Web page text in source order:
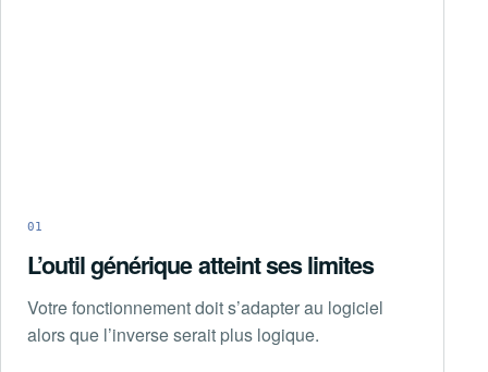
01
L’outil générique atteint ses limites
Votre fonctionnement doit s’adapter au logiciel
alors que l’inverse serait plus logique.